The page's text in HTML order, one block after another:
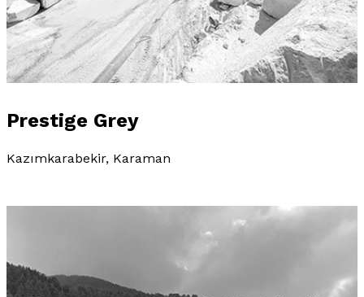
Prestige Grey
Kazımkarabekir, Karaman